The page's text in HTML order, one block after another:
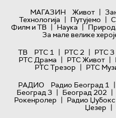
МАГАЗИН
Живот |
Технологијa | Путујемо |
Филм и ТВ | Наука |
За мале велике
ТВ
РТС 1 | РТС 2 | РТС 3
РТС Драма | РТС Живот |
РТС Трезор | РТС
РАДИО
Радио Београд 1 |
Београд 3 | Београд 202 |
Рокенролер | Радио Џубокс
Џезер |